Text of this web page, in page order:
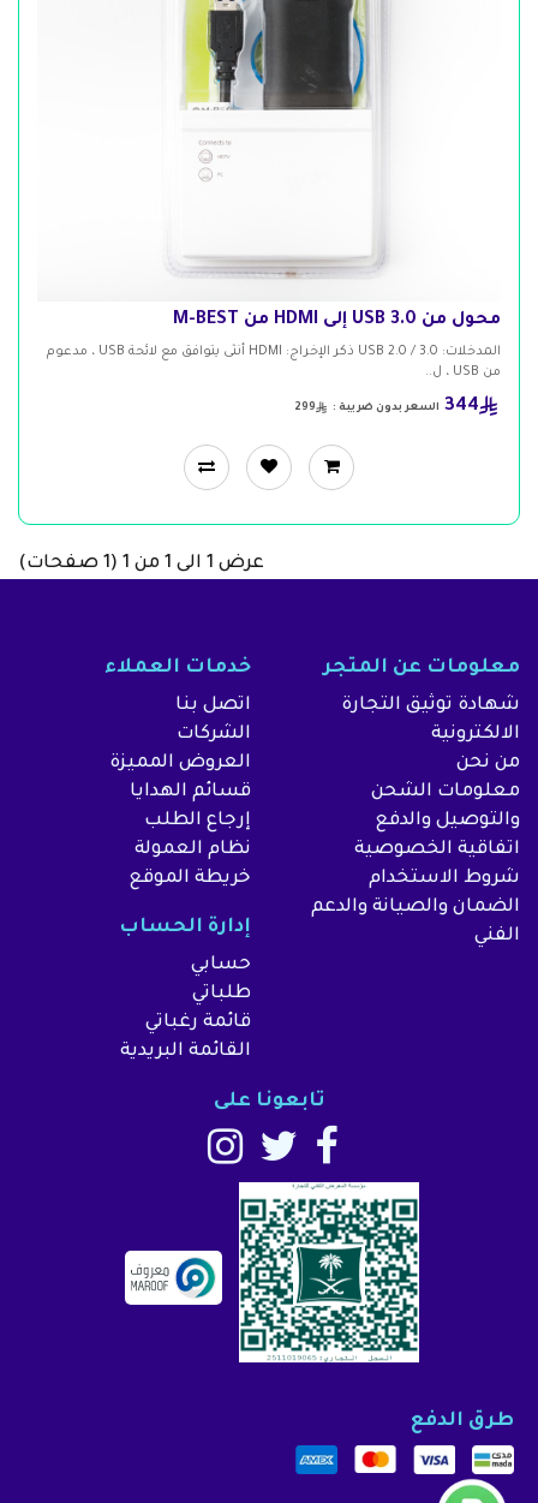
محول من USB 3.0 إلى HDMI من M-BEST
المدخلات: USB 2.0 / 3.0 ذكر الإخراج: HDMI أنثى يتوافق مع لائحة USB ، مدعوم
من USB ، ل..
344 السعر بدون ضريبة : 299
عرض 1 الى 1 من 1 (1 صفحات)
معلومات عن المتجر
شهادة توثيق التجارة
الالكترونية
من نحن
معلومات الشحن
والتوصيل والدفع
اتفاقية الخصوصية
شروط الاستخدام
الضمان والصيانة والدعم
الفني
خدمات العملاء
اتصل بنا
الشركات
العروض المميزة
قسائم الهدايا
إرجاع الطلب
نظام العمولة
خريطة الموقع
إدارة الحساب
حسابي
طلباتي
قائمة رغباتي
القائمة البريدية
تابعونا على
طرق الدفع